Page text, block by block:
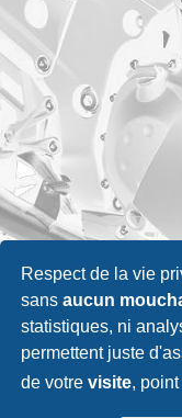
Respect de la vie
sansaucun
statistiques, ni
permettent juste
de votrevisite,